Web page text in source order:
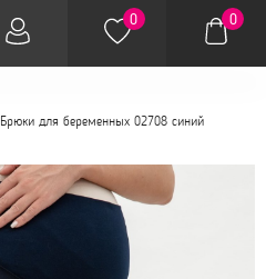
0 0
Брюки для беременных 02708 синий